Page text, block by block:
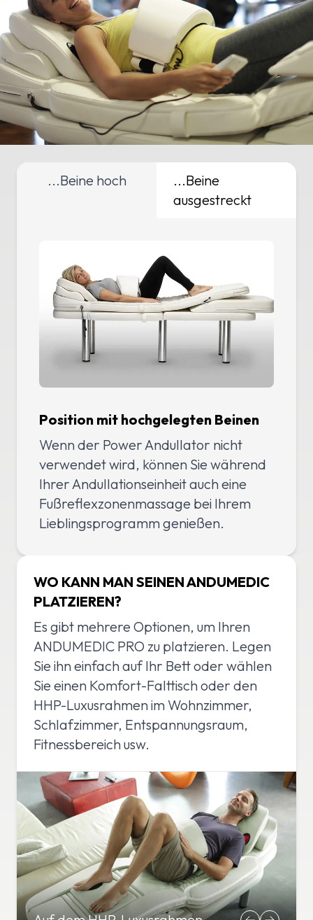
...Beine hoch
...Beine
ausgestreckt
Position mit hochgelegten Beinen
Wenn der Power Andullator nicht
verwendet wird, können Sie während
Ihrer Andullationseinheit auch eine
Fußreflexzonenmassage bei Ihrem
Lieblingsprogramm genießen.
WO KANN MAN SEINEN ANDUMEDIC
PLATZIEREN?
Es gibt mehrere Optionen, um Ihren
ANDUMEDIC PRO zu platzieren. Legen
Sie ihn einfach auf Ihr Bett oder wählen
Sie einen Komfort-Falttisch oder den
HHP-Luxusrahmen im Wohnzimmer,
Schlafzimmer, Entspannungsraum,
Fitnessbereich usw.